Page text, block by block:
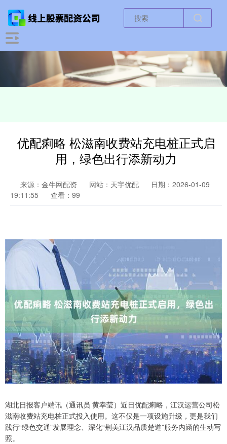
优配痢略 松滋南收费站充电桩正式启
用，绿色出行添新动力
来源：金牛网配资 网站：天宇优配
日期：2026-01-09
19:11:55
查看：99
湖北日报客户端讯（通讯员 黄幸莹）近日优配痢略，江汉运营公司松
滋南收费站充电桩正式投入使用。这不仅是一项设施升级，更是我们
践行“绿色交通”发展理念、深化“荆美江汉品质楚道”服务内涵的生动写
照。